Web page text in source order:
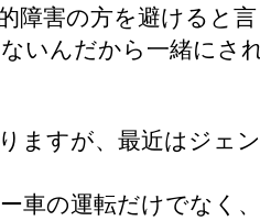
障害の方を避けると
いんだから一緒にさ
ますが、最近はジェ
車の運転だけでなく